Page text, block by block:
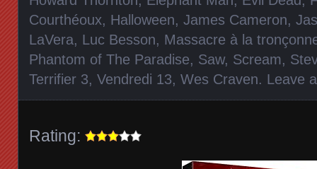
Courthéoux, Halloween, James Cameron,
LaVera, Luc Besson, Massacre à la
Phantom of The Paradise, Saw, Scream,
Terrifier 3, Vendredi 13, Wes Craven. Leave
Rating: